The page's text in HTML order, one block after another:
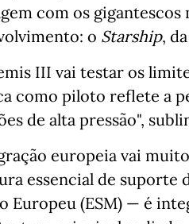
com os
o Starship,
III vai testar os
como piloto reflete a
de alta pressão",
europeia vai
essencial de suporte
Europeu (ESM) — é